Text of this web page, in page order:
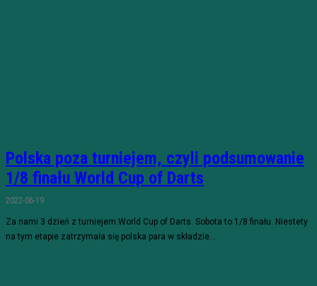
Polska poza turniejem, czyli podsumowanie
1/8 finału World Cup of Darts
2022-06-19
Za nami 3 dzień z turniejem World Cup of Darts. Sobota to 1/8 finału. Niestety
na tym etapie zatrzymała się polska para w składzie...